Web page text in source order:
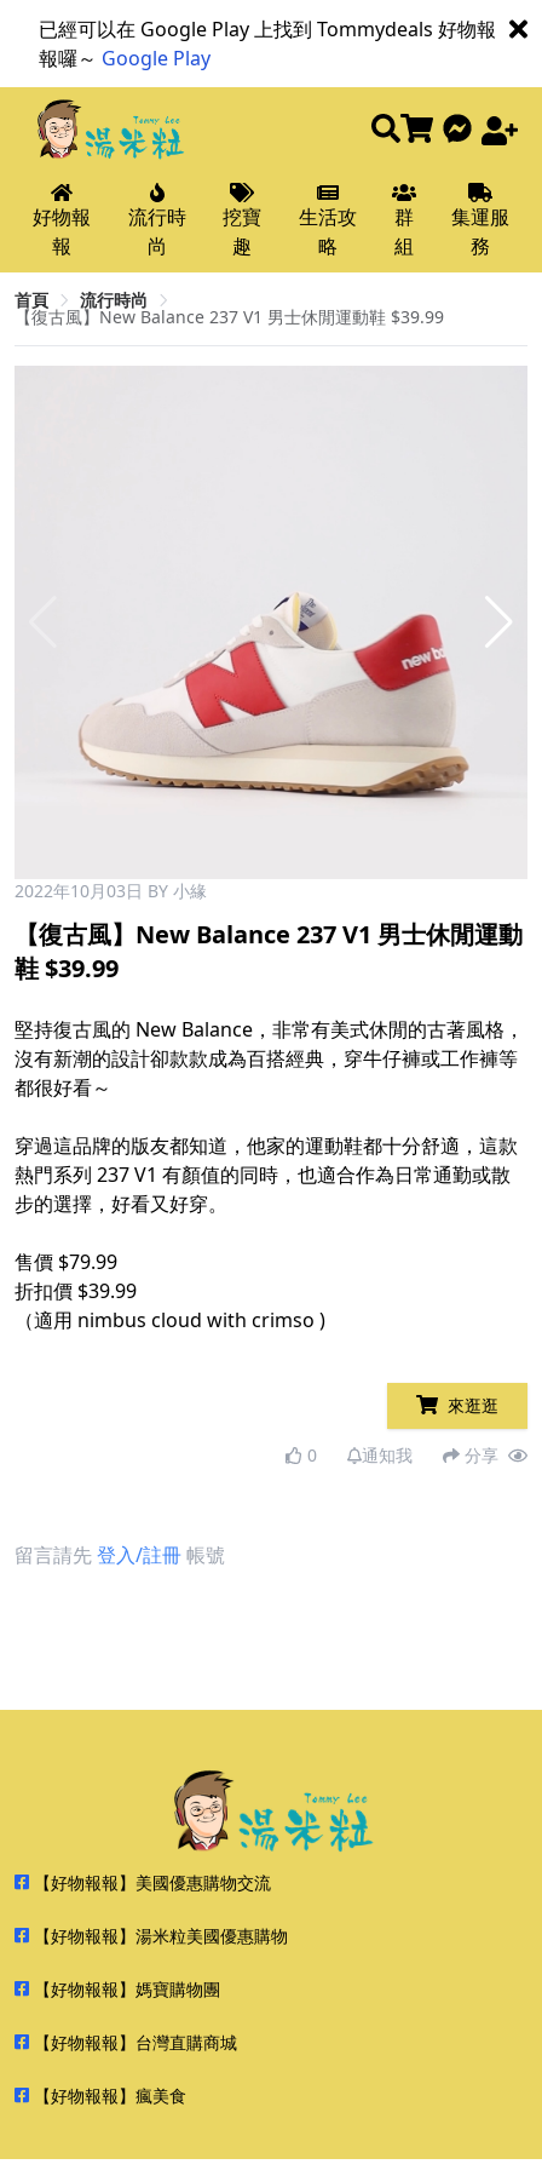
已經可以在 Google Play 上找到 Tommydeals 好物報
報囉～ Google Play
好物報
報
流行時
尚
挖寶
趣
生活攻
略
群
組
集運服
務
首頁 流行時尚
【復古風】New Balance 237 V1 男士休閒運動鞋 $39.99
2022年10月03日 BY 小緣
【復古風】New Balance 237 V1 男士休閒運動
鞋 $39.99
堅持復古風的 New Balance，非常有美式休閒的古著風格，
沒有新潮的設計卻款款成為百搭經典，穿牛仔褲或工作褲等
都很好看～
穿過這品牌的版友都知道，他家的運動鞋都十分舒適，這款
熱門系列 237 V1 有顏值的同時，也適合作為日常通勤或散
步的選擇，好看又好穿。
售價 $79.99
折扣價 $39.99
（適用 nimbus cloud with crimso )
來逛逛
0 通知我 分享
留言請先登入/註冊帳號
【好物報報】美國優惠購物交流
【好物報報】湯米粒美國優惠購物
【好物報報】媽寶購物團
【好物報報】台灣直購商城
【好物報報】瘋美食